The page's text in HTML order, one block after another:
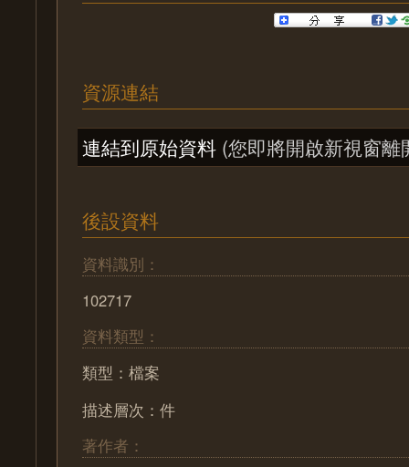
資源連結
連結到原始資料 (您即將開啟新視窗離
後設資料
資料識別：
102717
資料類型：
類型：檔案
描述層次：件
著作者：